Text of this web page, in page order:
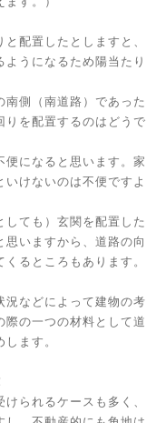
配置したとしますと、
うになるため陽当たり
南側（南道路）であった
りを配置するのはどうで
になると思います。家
けないのは不便ですよ
しても）玄関を配置した
いますから、道路の向
るところもあります。
況などによって建物の考
際の一つの材料として道
ます。
られるケースも多く、